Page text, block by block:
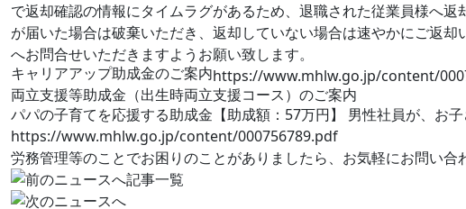
で返却確認の情報にタイムラグがあるため、退職された従業員様へ
が届いた場合は破棄いただき、返却していない場合は速やかにご返
へお問合せいただきますようお願い致します。
キャリアアップ助成金のご案内https://www.mhlw.go.jp/content/
両立支援等助成金（出生時両立支援コース）のご案内
パパの子育てを応援する助成金【助成額：57万円】 男性社員が、お
https://www.mhlw.go.jp/content/000756789.pdf
労務管理等のことでお困りのことがありましたら、お気軽にお問い合
記事一覧